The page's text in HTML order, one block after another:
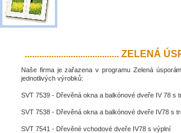
....................................... ZELENÁ
Naše firma je zařazena v programu Zelená
jednotlivých výrobků:
SVT 7539 - Dřevěná okna a balkónové dveře IV 78 s
SVT 7538 - Dřevěná okna a balkónové dveře IV78 s
SVT 7541 - Dřevěné vchodové dveře IV78 s výplní